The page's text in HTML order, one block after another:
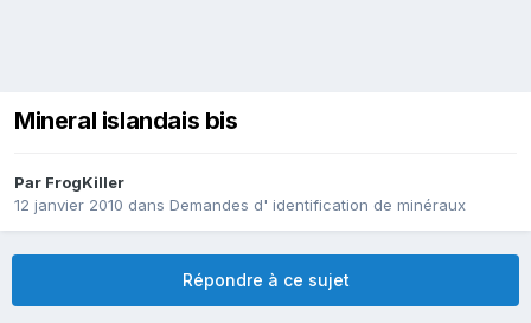
Mineral islandais bis
Par FrogKiller
12 janvier 2010 dans Demandes d' identification de minéraux
Répondre à ce sujet